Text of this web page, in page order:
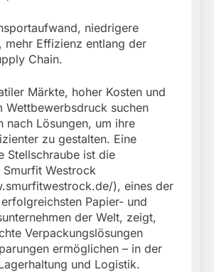
nach Einsatz am
Bahnhof Dachau
niedrigere
mehr Effizienz entlang der
Chain.
Märkte, hoher Kosten und
Wettbewerbsdruck suchen
nach Lösungen, um ihre
zu gestalten. Eine
Stellschraube ist die
Westrock
), eines der
Papier- und
der Welt, zeigt,
Verpackungslösungen
ermöglichen – in der
und Logistik.